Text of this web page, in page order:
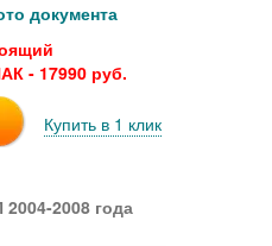
документа
- 17990 руб.
Купить в 1 клик
2008 года